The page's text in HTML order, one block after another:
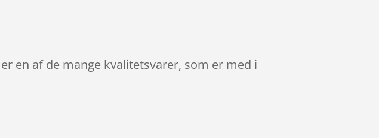
en af de mange kvalitetsvarer, som er med i